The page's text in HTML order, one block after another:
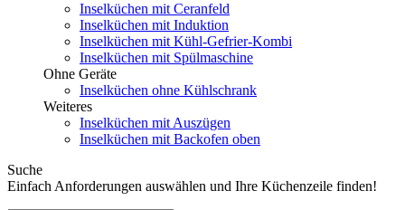
Inselküchen mit Ceranfeld
Inselküchen mit Induktion
Inselküchen mit Kühl-Gefrier-Kombi
Inselküchen mit Spülmaschine
Ohne Geräte
Inselküchen ohne Kühlschrank
Weiteres
Inselküchen mit Auszügen
Inselküchen mit Backofen oben
Suche
Einfach Anforderungen auswählen und Ihre Küchenzeile finden!